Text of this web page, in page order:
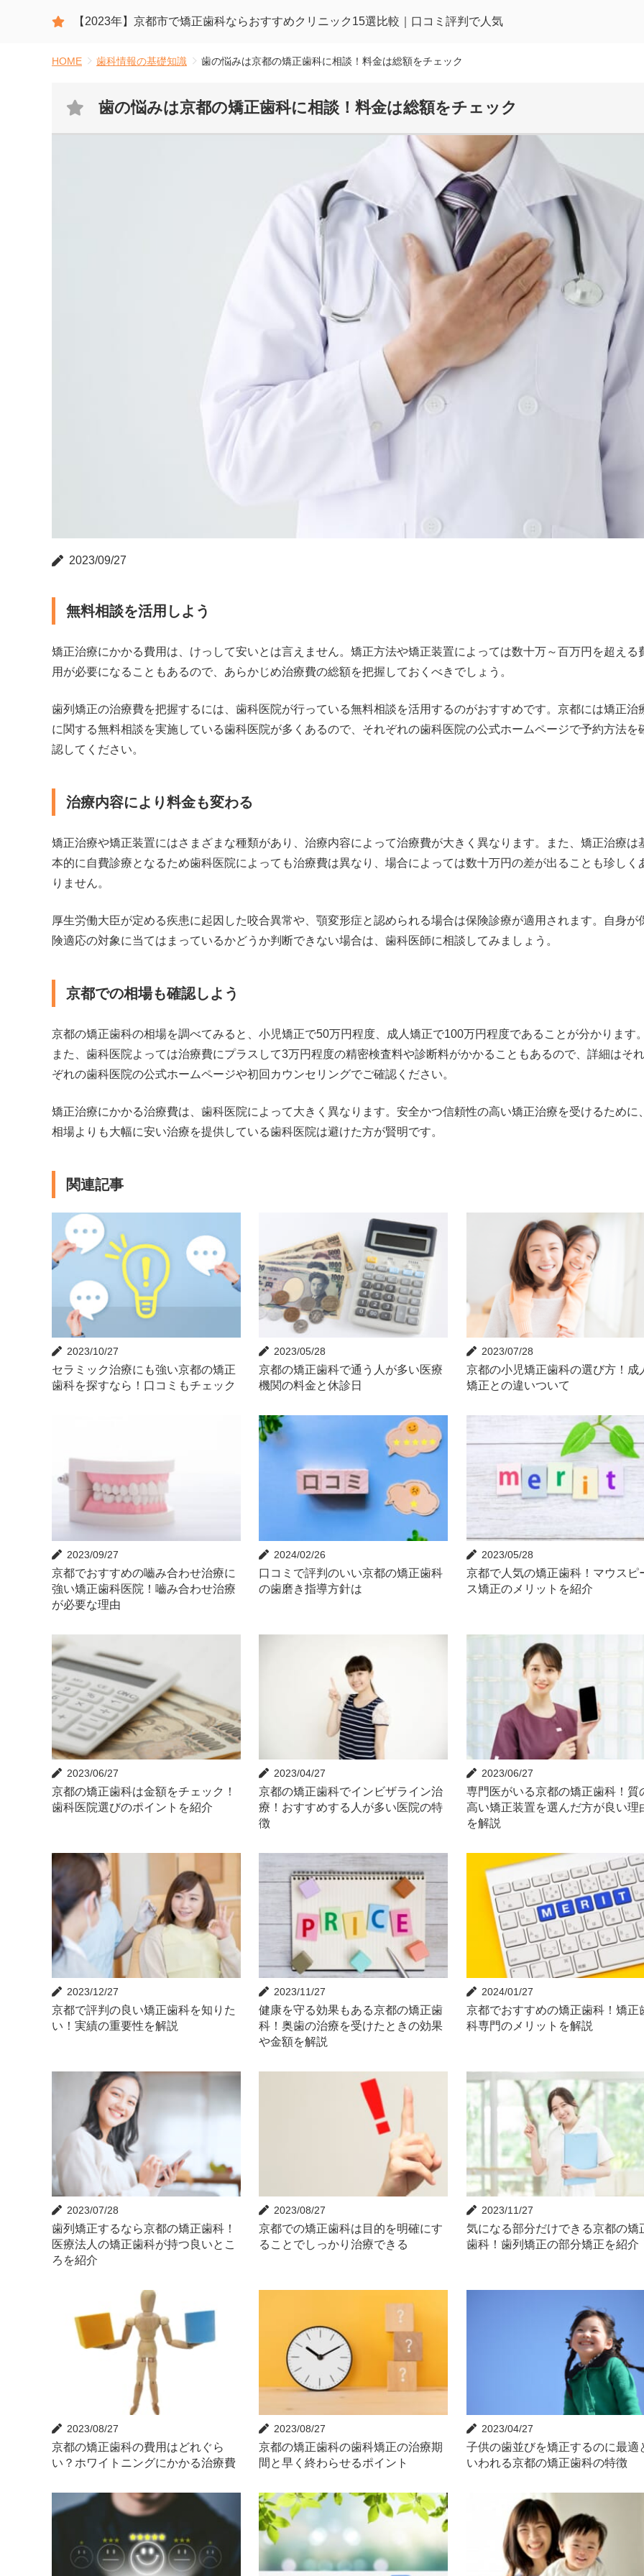
【2023年】 京都市で矯正歯科ならおすすめクリニック 15選比較｜口コミ評判で人気
HOME 歯科情報の基礎知識 歯の悩みは京都の矯正歯科に相談！料金は総額をチェック
歯の悩みは京都の矯正歯科に相談！料金は総額をチェック
2023/09/27
無料相談を活用しよう
矯正治療にかかる費用は、けっして安いとは言えません。矯正方法や矯正装置によっては数十万～百万円を超える
用が必要になることもあるので、あらかじめ治療費の総額を把握しておくべきでしょう。
歯列矯正の治療費を把握するには、歯科医院が行っている無料相談を活用するのがおすすめです。京都には矯正治
に関する無料相談を実施している歯科医院が多くあるので、それぞれの歯科医院の公式ホームページで予約方法を
認してください。
治療内容により料金も変わる
矯正治療や矯正装置にはさまざまな種類があり、治療内容によって治療費が大きく異なります。また、矯正治療は
本的に自費診療となるため歯科医院によっても治療費は異なり、場合によっては数十万円の差が出ることも珍しく
りません。
厚生労働大臣が定める疾患に起因した咬合異常や、顎変形症と認められる場合は保険診療が適用されます。自身が
険適応の対象に当てはまっているかどうか判断できない場合は、歯科医師に相談してみましょう。
京都での相場も確認しよう
京都の矯正歯科の相場を調べてみると、小児矯正で50万円程度、成人矯正で100万円程度であることが分かります
また、歯科医院よっては治療費にプラスして3万円程度の精密検査料や診断料がかかることもあるので、詳細はそれ
ぞれの歯科医院の公式ホームページや初回カウンセリングでご確認ください。
矯正治療にかかる治療費は、歯科医院によって大きく異なります。安全かつ信頼性の高い矯正治療を受けるために
相場よりも大幅に安い治療を提供している歯科医院は避けた方が賢明です。
関連記事
2023/10/27
セラミック治療にも強い京都の矯正
歯科を探すなら！口コミもチェック
2023/05/28
京都の矯正歯科で通う人が多い医療
機関の料金と休診日
2023/07/28
京都の小児矯正歯科の選び方！成
矯正との違いついて
2023/09/27
京都でおすすめの嚙み合わせ治療に
強い矯正歯科医院！嚙み合わせ治療
が必要な理由
2024/02/26
口コミで評判のいい京都の矯正歯科
の歯磨き指導方針は
2023/05/28
京都で人気の矯正歯科！マウスピ
ス矯正のメリットを紹介
2023/06/27
京都の矯正歯科は金額をチェック！
歯科医院選びのポイントを紹介
2023/04/27
京都の矯正歯科でインビザライン治
療！おすすめする人が多い医院の特
徴
2023/06/27
専門医がいる京都の矯正歯科！質
高い矯正装置を選んだ方が良い理
を解説
2023/12/27
京都で評判の良い矯正歯科を知りた
い！実績の重要性を解説
2023/11/27
健康を守る効果もある京都の矯正歯
科！奥歯の治療を受けたときの効果
や金額を解説
2024/01/27
京都でおすすめの矯正歯科！矯正
科専門のメリットを解説
2023/07/28
歯列矯正するなら京都の矯正歯科！
医療法人の矯正歯科が持つ良いとこ
ろを紹介
2023/08/27
京都での矯正歯科は目的を明確にす
ることでしっかり治療できる
2023/11/27
気になる部分だけできる京都の矯
歯科！歯列矯正の部分矯正を紹介
2023/08/27
京都の矯正歯科の費用はどれぐら
い？ホワイトニングにかかる治療費
2023/08/27
京都の矯正歯科の歯科矯正の治療期
間と早く終わらせるポイント
2023/04/27
子供の歯並びを矯正するのに最適
いわれる京都の矯正歯科の特徴